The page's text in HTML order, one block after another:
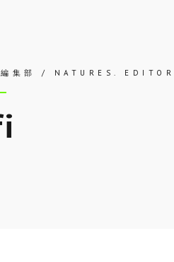
集部 / NATURES.